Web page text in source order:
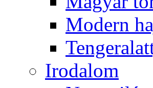
Modern
Irodalom